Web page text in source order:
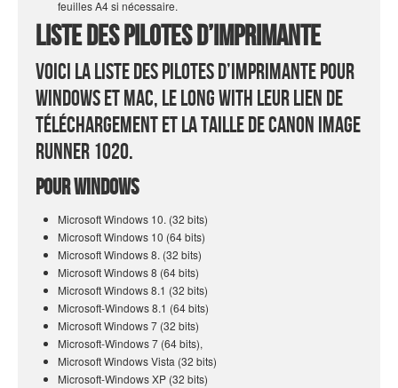
feuilles A4 si nécessaire.
Liste des pilotes d’imprimante
Voici la liste des pilotes d’imprimante pour
Windows et Mac, le long with leur lien de
téléchargement et la taille de Canon Image
Runner 1020.
Pour Windows
Microsoft Windows 10. (32 bits)
Microsoft Windows 10 (64 bits)
Microsoft Windows 8. (32 bits)
Microsoft Windows 8 (64 bits)
Microsoft Windows 8.1 (32 bits)
Microsoft-Windows 8.1 (64 bits)
Microsoft Windows 7 (32 bits)
Microsoft-Windows 7 (64 bits),
Microsoft Windows Vista (32 bits)
Microsoft-Windows XP (32 bits)